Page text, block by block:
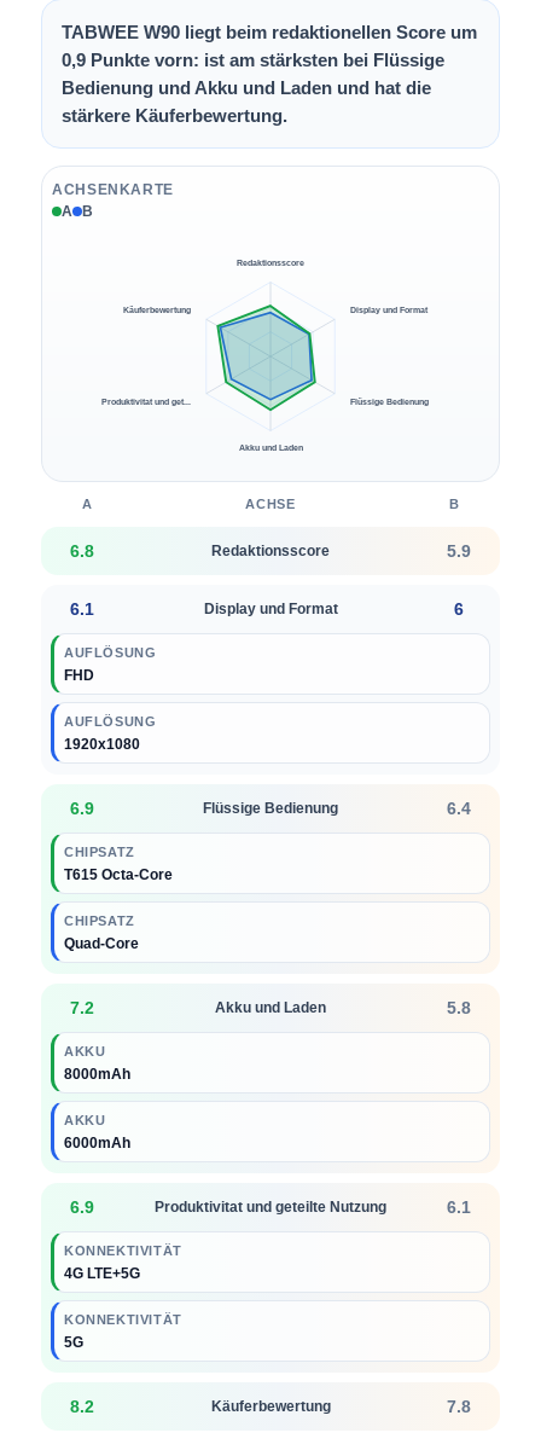
ACHSENKARTE
A
B
Redaktionsscore
Display und Format
Flüssige Bedienung
Akku und Laden
Produktivitat und get...
Käuferbewertung
A ACHSE B
6.8 Redaktionsscore 5.9
6.1 Display und Format 6
AUFLÖSUNG
FHD
AUFLÖSUNG
1920x1080
6.9 Flüssige Bedienung 6.4
CHIPSATZ
T615 Octa-Core
CHIPSATZ
Quad-Core
7.2 Akku und Laden 5.8
AKKU
8000mAh
AKKU
6000mAh
6.9 Produktivitat und geteilte Nutzung 6.1
KONNEKTIVITÄT
4G LTE+5G
KONNEKTIVITÄT
5G
8.2 Käuferbewertung 7.8
TABWEE W90 liegt beim redaktionellen Score um
0,9 Punkte vorn: ist am stärksten bei Flüssige
Bedienung und Akku und Laden und hat die
stärkere Käuferbewertung.